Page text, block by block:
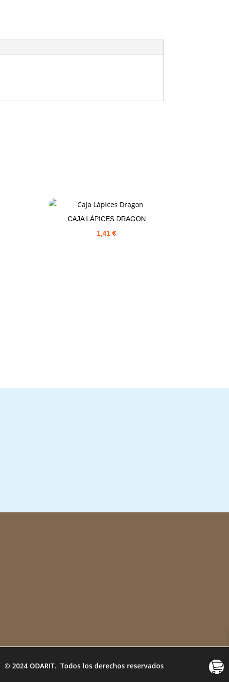
CAJA LÁPICES DRAGON
1,41€
© 2024 ODARIT. Todos los derechos reservados